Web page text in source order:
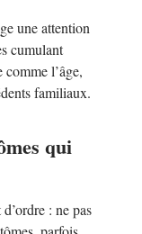
une attention
cumulant
l’âge,
familiaux.
qui
: ne pas